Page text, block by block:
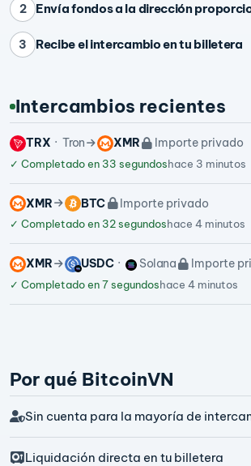
2 Envía fondos a la dirección
3 Recibe el intercambio en tu billetera
Intercambios recientes
TRX Tron XMR Importe privado
✓ Completado en 33 segundoshace 3 minutos
XMR BTC Importe privado
✓ Completado en 32 segundoshace 4 minutos
XMR USDC Solana Importe
✓ Completado en 7 segundoshace 4 minutos
Por qué BitcoinVN
Sin cuenta para la mayoría de
Liquidación directa en tu billetera